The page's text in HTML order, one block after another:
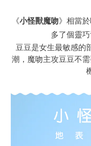
《小怪獸魔吻》相當
多了個靈
豆豆是女生最敏感的
潮，魔吻主攻豆豆不